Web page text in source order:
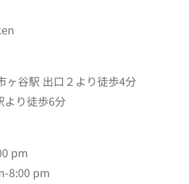
ヶ谷駅 出口２より徒歩4分
より徒歩6分
pm
8:00 pm